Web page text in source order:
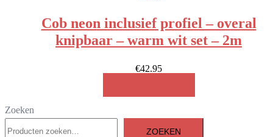
Cob neon inclusief profiel – overal
knipbaar – warm wit set – 2m
€42.95
Zoeken
ZOEKEN